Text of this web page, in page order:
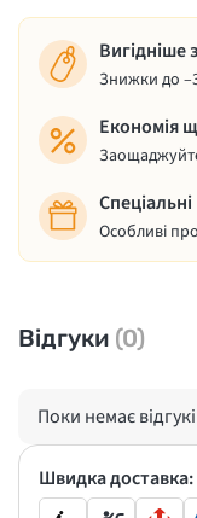
Вигідніше
Знижки до
Економія
Особливі
Відгуки (0)
Поки немає
Швидка доставка: